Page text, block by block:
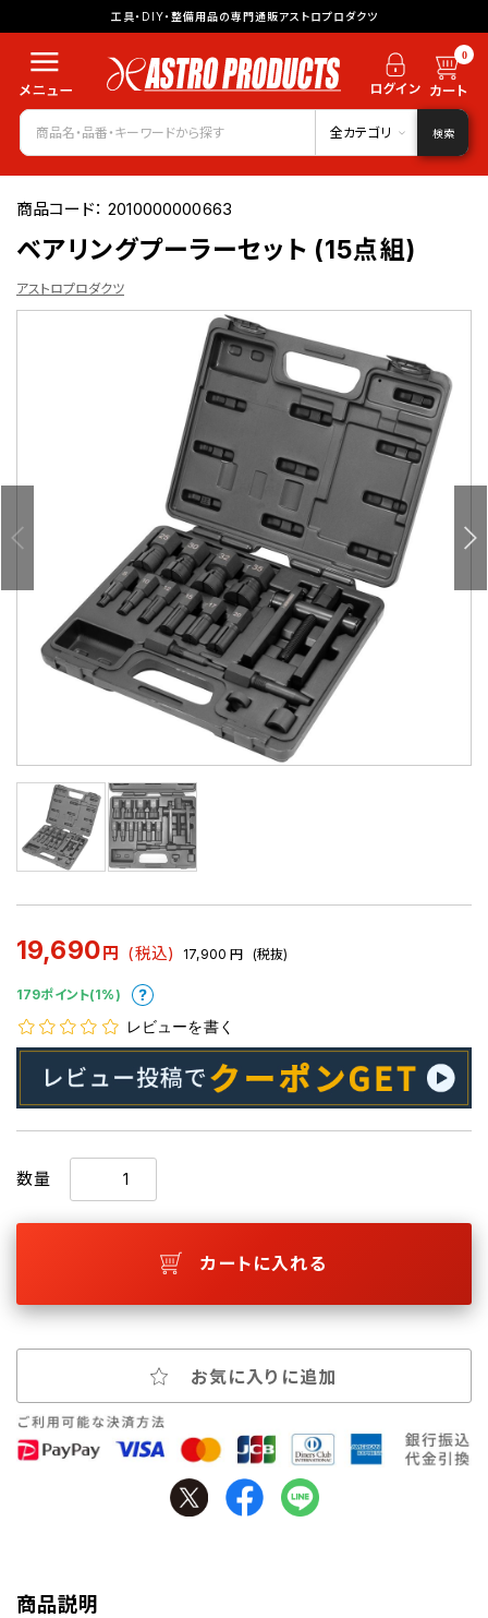
工具・DIY・整備用品の専門通販アストロプロダクツ
0
全カテゴリ 検索
商品コード：2010000000663
ベアリングプーラーセット (15点組)
アストロプロダクツ
19,690 円 (税込) 17,900 円 (税抜)
179ポイント(1%)
レビューを書く
数量
カートに入れる
お気に入りに追加
商品説明